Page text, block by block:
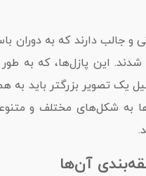
شدند. این پازل‌ها، که به
یک تصویر بزرگتر باید
قرن 20، پازل‌ها به شکل‌های
آن‌ها